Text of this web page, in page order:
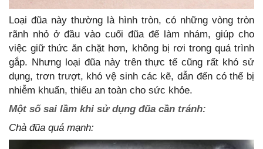
Loại đũa này thường là hình tròn, có những vòng tròn
rãnh nhỏ ở đầu vào cuối đũa để làm nhám, giúp cho
việc giữ thức ăn chặt hơn, không bị rơi trong quá trình
gắp. Nhưng loại đũa này trên thực tế cũng rất khó sử
dụng, trơn trượt, khó vệ sinh các kẽ, dẫn đến có thể bị
nhiễm khuẩn, thiếu an toàn cho sức khỏe.
Một số sai lầm khi sử dụng đũa cần tránh:
Chà đũa quá mạnh: